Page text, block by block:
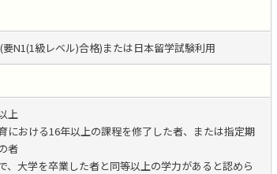
N1(1級レベル)合格)または日本留学試験利用
上
における16年以上の課程を修了した者、または指定期
者
、大学を卒業した者と同等以上の学力があると認めら